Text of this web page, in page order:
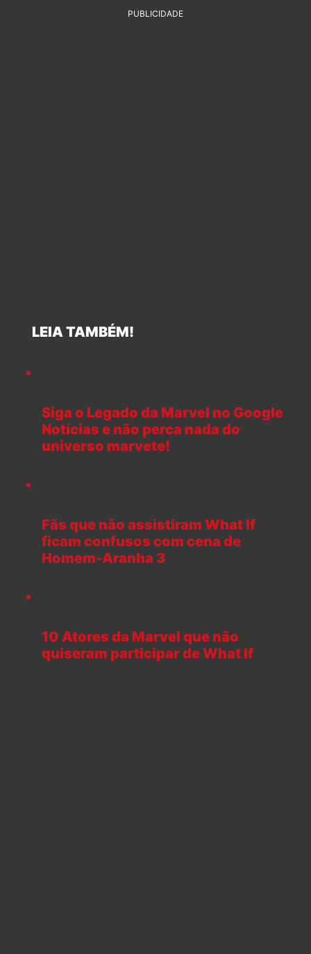
PUBLICIDADE
LEIA TAMBÉM!
Siga o Legado da Marvel no Google
Notícias e não perca nada do
universo marvete!
Fãs que não assistiram What If
ficam confusos com cena de
Homem-Aranha 3
10 Atores da Marvel que não
quiseram participar de What If